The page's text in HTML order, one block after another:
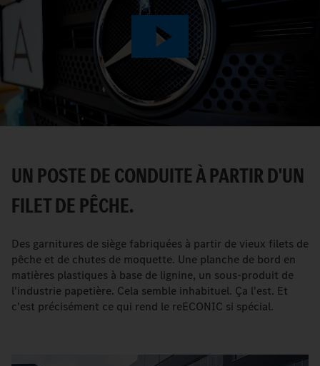
Play
Video
UN POSTE DE CONDUITE À PARTIR D'UN
FILET DE PÊCHE.
Des garnitures de siège fabriquées à partir de vieux filets de
pêche et de chutes de moquette. Une planche de bord en
matières plastiques à base de lignine, un sous-produit de
l'industrie papetière. Cela semble inhabituel. Ça l'est. Et
c'est précisément ce qui rend le reECONIC si spécial.